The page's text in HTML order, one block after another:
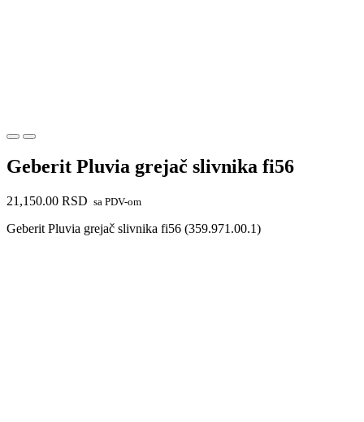
Geberit Pluvia grejač slivnika fi56
21,150.00 RSD sa PDV-om
Geberit Pluvia grejač slivnika fi56 (359.971.00.1)